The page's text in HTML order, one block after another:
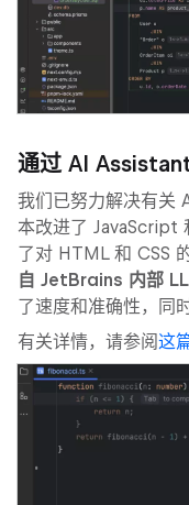
通过 AI
我们已努力解决有关
本改进了 JavaScript
了对 HTML 和 CSS
自 JetBrains 内部
了速度和准确性，同
有关详情，请参阅这